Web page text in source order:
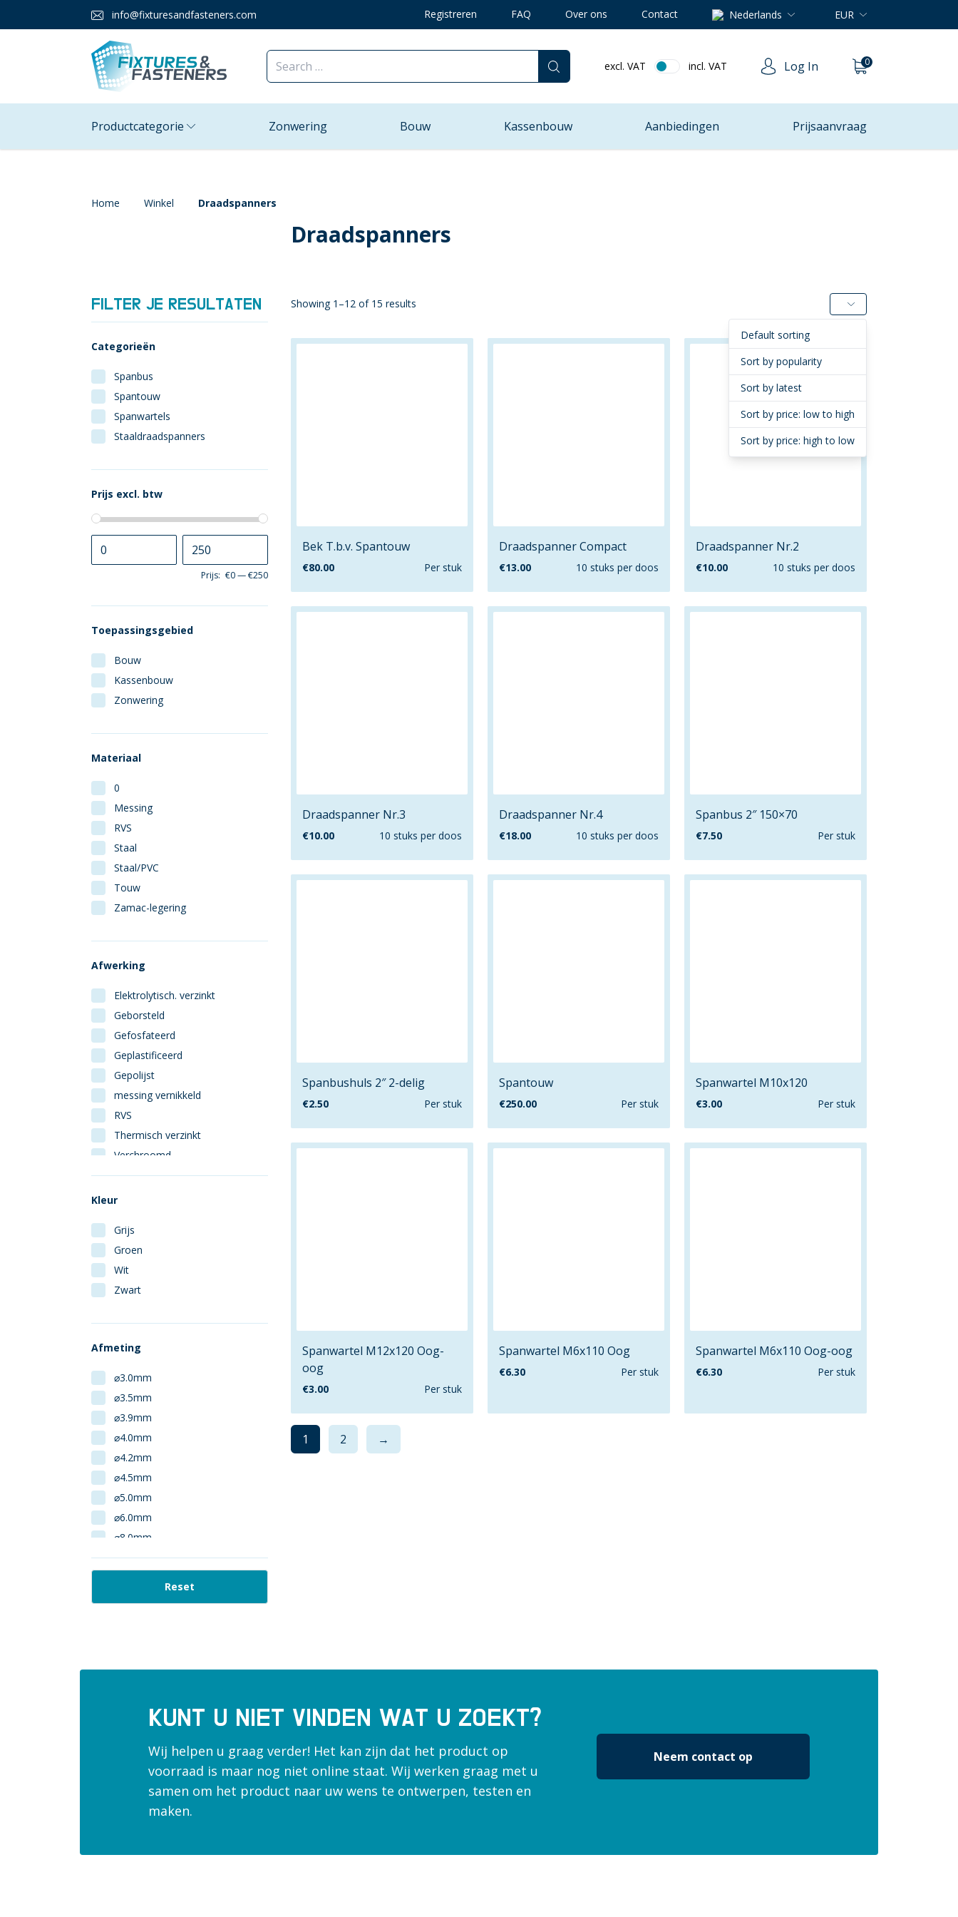
info@fixturesandfasteners.com Registreren FAQ Over ons Contact Nederlands EUR
excl. VAT incl. VAT Log In 0
Productcategorie Zonwering Bouw Kassenbouw Aanbiedingen Prijsaanvraag
Home Winkel Draadspanners
Draadspanners
FILTER JE RESULTATEN
Categorieën
Spanbus
Spantouw
Spanwartels
Staaldraadspanners
Prijs excl. btw
Prijs: €0—€250
Toepassingsgebied
Bouw
Kassenbouw
Zonwering
Materiaal
0
Messing
RVS
Staal
Staal/PVC
Touw
Zamac-legering
Afwerking
Elektrolytisch. verzinkt
Geborsteld
Gefosfateerd
Geplastificeerd
Gepolijst
messing vernikkeld
RVS
Thermisch verzinkt
Verchroomd
Vermessingd
Kleur
Grijs
Groen
Wit
Zwart
Afmeting
⌀3.0mm
⌀3.5mm
⌀3.9mm
⌀4.0mm
⌀4.2mm
⌀4.5mm
⌀5.0mm
⌀6.0mm
⌀8.0mm
1:13
100mm
11.1mm
120mm
Reset
Showing 1–12 of 15 results
Default sorting
Sort by popularity
Sort by latest
Sort by price: low to high
Sort by price: high to low
Bek T.b.v. Spantouw
€80.00 Per stuk
Draadspanner Compact
€13.00 10 stuks per doos
Draadspanner Nr.2
€10.00 10 stuks per doos
Draadspanner Nr.3
€10.00 10 stuks per doos
Draadspanner Nr.4
€18.00 10 stuks per doos
Spanbus 2″ 150×70
€7.50 Per stuk
Spanbushuls 2″ 2-delig
€2.50 Per stuk
Spantouw
€250.00 Per stuk
Spanwartel M10x120
€3.00 Per stuk
Spanwartel M12x120 Oog-
oog
€3.00 Per stuk
Spanwartel M6x110 Oog
€6.30 Per stuk
Spanwartel M6x110 Oog-oog
€6.30 Per stuk
1 2 →
KUNT U NIET VINDEN WAT U ZOEKT?
Wij helpen u graag verder! Het kan zijn dat het product op
voorraad is maar nog niet online staat. Wij werken graag met u
samen om het product naar uw wens te ontwerpen, testen en
maken.
Neem contact op